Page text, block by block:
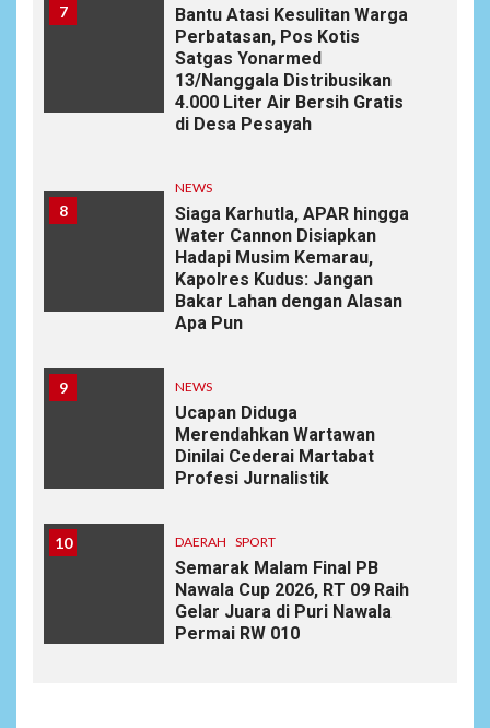
7
Bantu Atasi Kesulitan Warga
Perbatasan, Pos Kotis
Satgas Yonarmed
13/Nanggala Distribusikan
4.000 Liter Air Bersih Gratis
di Desa Pesayah
8
NEWS
Siaga Karhutla, APAR hingga
Water Cannon Disiapkan
Hadapi Musim Kemarau,
Kapolres Kudus: Jangan
Bakar Lahan dengan Alasan
Apa Pun
9 NEWS
Ucapan Diduga
Merendahkan Wartawan
Dinilai Cederai Martabat
Profesi Jurnalistik
10 DAERAH SPORT
Semarak Malam Final PB
Nawala Cup 2026, RT 09 Raih
Gelar Juara di Puri Nawala
Permai RW 010